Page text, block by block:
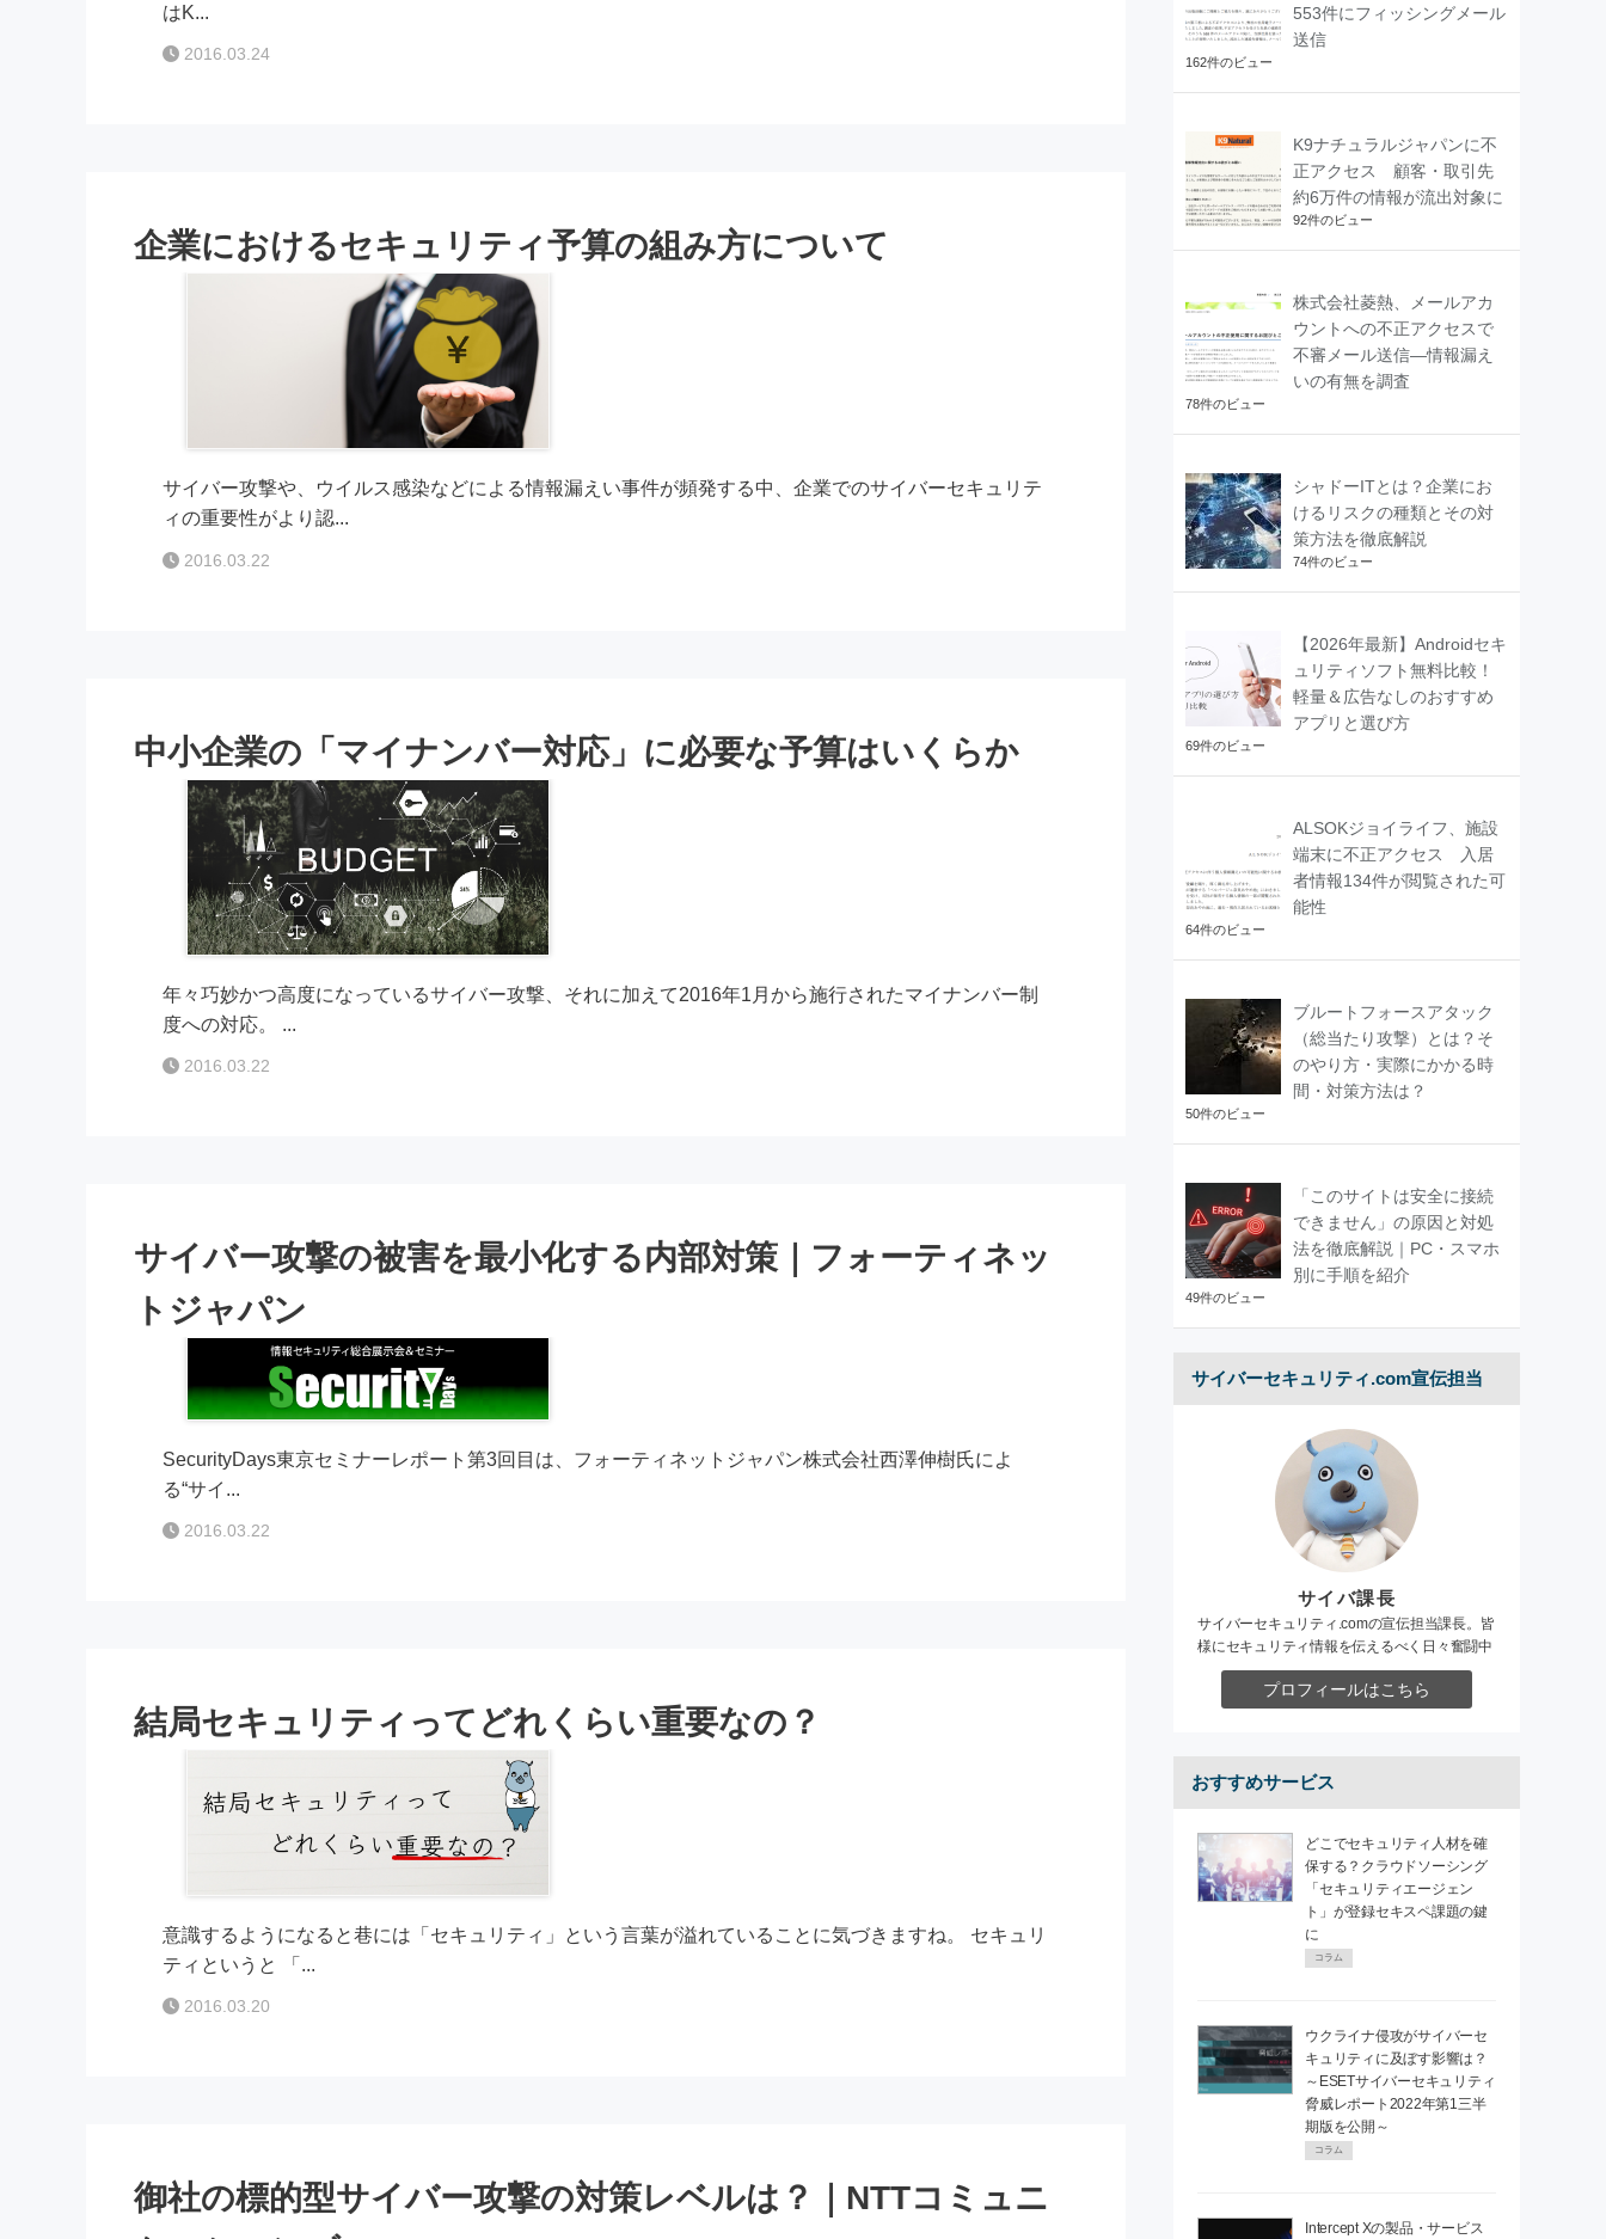
はK...
2016.03.24
企業におけるセキュリティ予算の組み方について
サイバー攻撃や、ウイルス感染などによる情報漏えい事件が頻発する中、企業でのサイバーセキュリテ
ィの重要性がより認...
2016.03.22
中小企業の「マイナンバー対応」に必要な予算はいくらか
年々巧妙かつ高度になっているサイバー攻撃、それに加えて2016年1月から施行されたマイナンバー制
度への対応。 ...
2016.03.22
サイバー攻撃の被害を最小化する内部対策｜フォーティネッ
トジャパン
SecurityDays東京セミナーレポート第3回目は、フォーティネットジャパン株式会社西澤伸樹氏によ
る“サイ...
2016.03.22
結局セキュリティってどれくらい重要なの？
意識するようになると巷には「セキュリティ」という言葉が溢れていることに気づきますね。 セキュリ
ティというと 「...
2016.03.20
御社の標的型サイバー攻撃の対策レベルは？｜NTTコミュニ
553件にフィッシングメール
送信
162件のビュー
K9ナチュラルジャパンに不
正アクセス 顧客・取引先
約6万件の情報が流出対象に
92件のビュー
株式会社菱熱、メールアカ
ウントへの不正アクセスで
不審メール送信―情報漏え
いの有無を調査
78件のビュー
シャドーITとは？企業にお
けるリスクの種類とその対
策方法を徹底解説
74件のビュー
【2026年最新】Androidセキ
ュリティソフト無料比較！
軽量＆広告なしのおすすめ
アプリと選び方
69件のビュー
ALSOKジョイライフ、施設
端末に不正アクセス 入居
者情報134件が閲覧された可
能性
64件のビュー
ブルートフォースアタック
（総当たり攻撃）とは？そ
のやり方・実際にかかる時
間・対策方法は？
50件のビュー
「このサイトは安全に接続
できません」の原因と対処
法を徹底解説｜PC・スマホ
別に手順を紹介
49件のビュー
サイバーセキュリティ.com宣伝担当
サイバ課長
サイバーセキュリティ.comの宣伝担当課長。皆
様にセキュリティ情報を伝えるべく日々奮闘中
プロフィールはこちら
おすすめサービス
どこでセキュリティ人材を確
保する？クラウドソーシング
「セキュリティエージェン
ト」が登録セキスペ課題の鍵
に
コラム
ウクライナ侵攻がサイバーセ
キュリティに及ぼす影響は？
～ESETサイバーセキュリティ
脅威レポート2022年第1三半
期版を公開～
コラム
Intercept Xの製品・サービス